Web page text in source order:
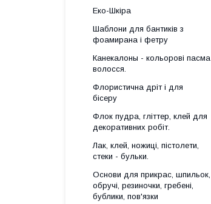
Еко-Шкіра
Шаблони для бантиків з
фоамирана і фетру
Канекалоны - кольорові пасма
волосся.
Флористична дріт і для
бісеру
Флок пудра, гліттер, клей для
декоративних робіт.
Лак, клей, ножиці, пістолети,
стеки - бульки.
Основи для прикрас, шпильок,
обручі, резиночки, гребені,
бублики, пов'язки